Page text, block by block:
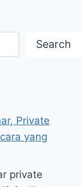
Search
Private
yang
private